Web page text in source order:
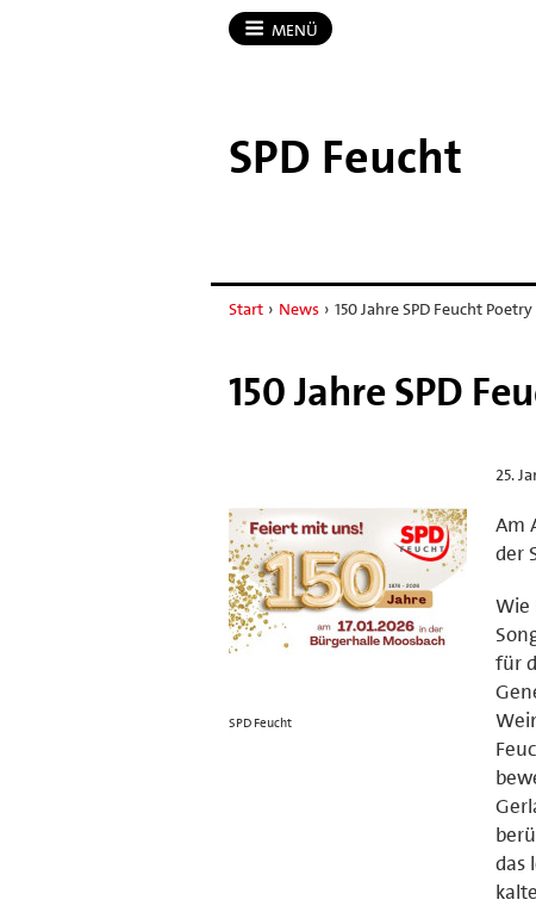
MENÜ
SPD Feucht
Start › News › 150 Jahre SPD Feucht
150 Jahre SPD
SPD Feucht
25.
Am
der
Wie
für
das